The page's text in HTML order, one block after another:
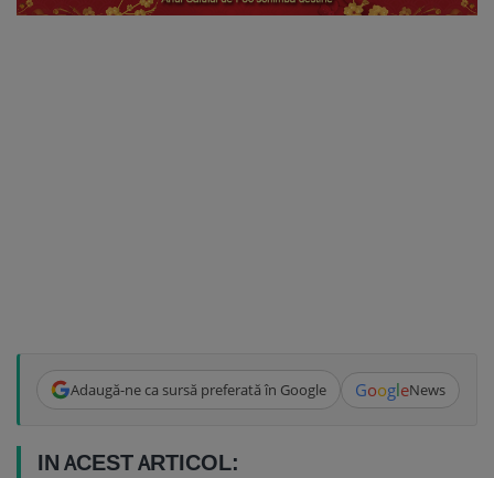
Adaugă-ne ca sursă preferată în Google GoogleNews
IN ACEST ARTICOL: